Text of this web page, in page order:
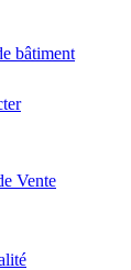
bâtiment
Vente